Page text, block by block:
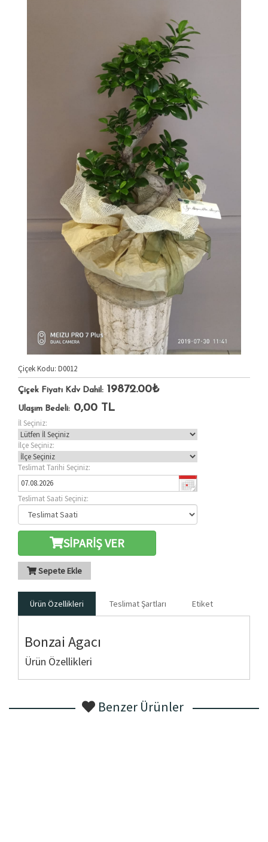
Çiçek Kodu: D0012
Çiçek Fiyatı Kdv Dahil: 19872.00₺
Ulaşım Bedeli: 0,00 TL
İl Seçiniz:
İlçe Seçiniz:
Teslimat Tarihi Seçiniz:
Teslimat Saati Seçiniz:
SİPARİŞ VER
Sepete Ekle
Ürün Özellikleri Teslimat Şartları Etiket
Bonzai Agacı
Ürün Özellikleri
Benzer Ürünler